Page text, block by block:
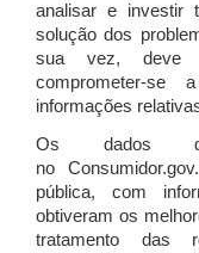
analisar e investir
solução dos
sua vez, deve
comprometer-
informações
Os dados
no
pública, com
obtiveram os
tratamento das